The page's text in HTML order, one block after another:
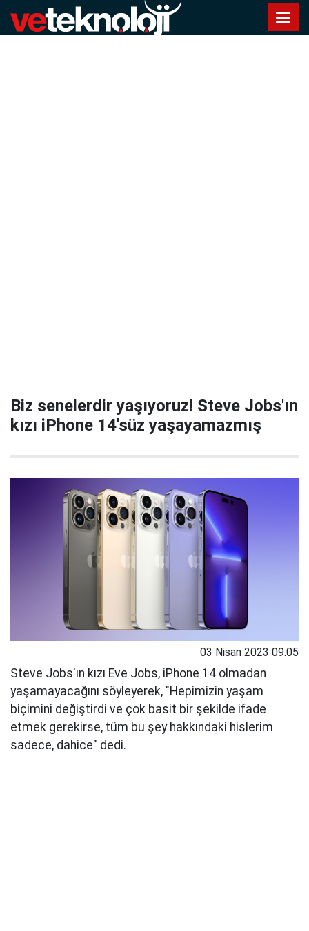
Biz senelerdir yaşıyoruz! Steve Jobs'ın
kızı iPhone 14'süz yaşayamazmış
03 Nisan 2023 09:05
Steve Jobs'ın kızı Eve Jobs, iPhone 14 olmadan
yaşamayacağını söyleyerek, "Hepimizin yaşam
biçimini değiştirdi ve çok basit bir şekilde ifade
etmek gerekirse, tüm bu şey hakkındaki hislerim
sadece, dahice" dedi.